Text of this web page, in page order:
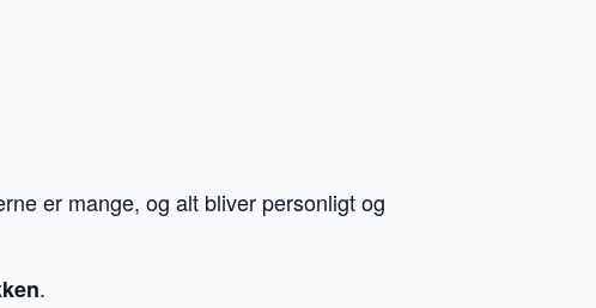
er mange, og alt bliver personligt og
.